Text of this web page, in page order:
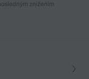
znížením